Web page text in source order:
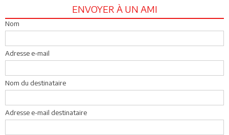
ENVOYER À UN AMI
Nom
Adresse e-mail
Nom du destinataire
Adresse e-mail destinataire